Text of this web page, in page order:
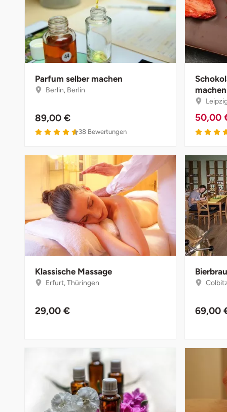
Parfum selber machen
Berlin, Berlin
89,00 €
38 Bewertungen
50,00
Klassische Massage
Erfurt, Thüringen
29,00 € 69,00
Bruchköbel
Bruchsal
Burghausen
Cottbus
Deggendorf
Dessau
Dietzenbach
Münster
Nürnberg
Oberlausitz
Strausberg (Berlin/Brandenburg)
Sömmerda
sächsische Schweiz
Sangerhausen
Sonneberg